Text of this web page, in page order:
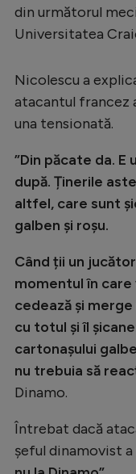
din următorul
Universitatea
Nicolescu a
atacantul francez
una tensionată.
”Din păcate da.
după. Ținerile
altfel, care sunt
galben și roșu.
Când ții un
momentul în care
cedează și
cu totul și îl
cartonașului
nu trebuia să
Dinamo.
Întrebat dacă
șeful dinamovist